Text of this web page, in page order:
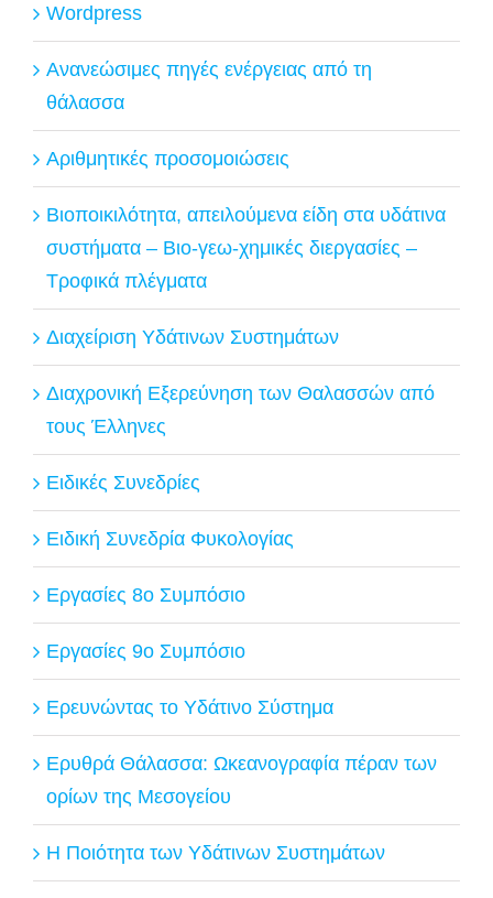
Wordpress
Ανανεώσιμες πηγές ενέργειας από τη
θάλασσα
Αριθμητικές προσομοιώσεις
Βιοποικιλότητα, απειλούμενα είδη στα υδάτινα
συστήματα – Βιο-γεω-χημικές διεργασίες –
Τροφικά πλέγματα
Διαχείριση Υδάτινων Συστημάτων
Διαχρονική Εξερεύνηση των Θαλασσών από
τους Έλληνες
Ειδικές Συνεδρίες
Ειδική Συνεδρία Φυκολογίας
Εργασίες 8ο Συμπόσιο
Εργασίες 9ο Συμπόσιο
Ερευνώντας το Υδάτινο Σύστημα
Ερυθρά Θάλασσα: Ωκεανογραφία πέραν των
ορίων της Μεσογείου
Η Ποιότητα των Υδάτινων Συστημάτων